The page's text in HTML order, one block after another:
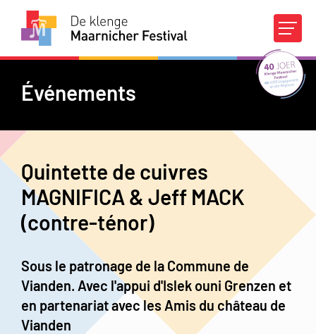
Appuis financiers
FR | DE
Agenda
Concours
À propos du DKMF
Infos pratiques
Événements
Quintette de cuivres
MAGNIFICA & Jeff MACK
(contre-ténor)
Sous le patronage de la Commune de
Vianden. Avec l'appui d'Islek ouni Grenzen et
en partenariat avec les Amis du château de
Vianden